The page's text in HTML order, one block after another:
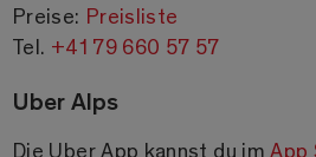
Preise: Preisliste
Tel. +41 79 660 57 57
Uber Alps
Die Uber App kannst du im App